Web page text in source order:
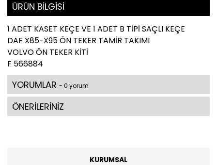
ÜRÜN BİLGİSİ
1 ADET KASET KEÇE VE 1 ADET B TİPİ SAÇLI KEÇE
DAF X85-X95 ÖN TEKER TAMİR TAKIMI
VOLVO ÖN TEKER KİTİ
F 566884
YORUMLAR - 0 yorum
ÖNERİLERİNİZ
KURUMSAL